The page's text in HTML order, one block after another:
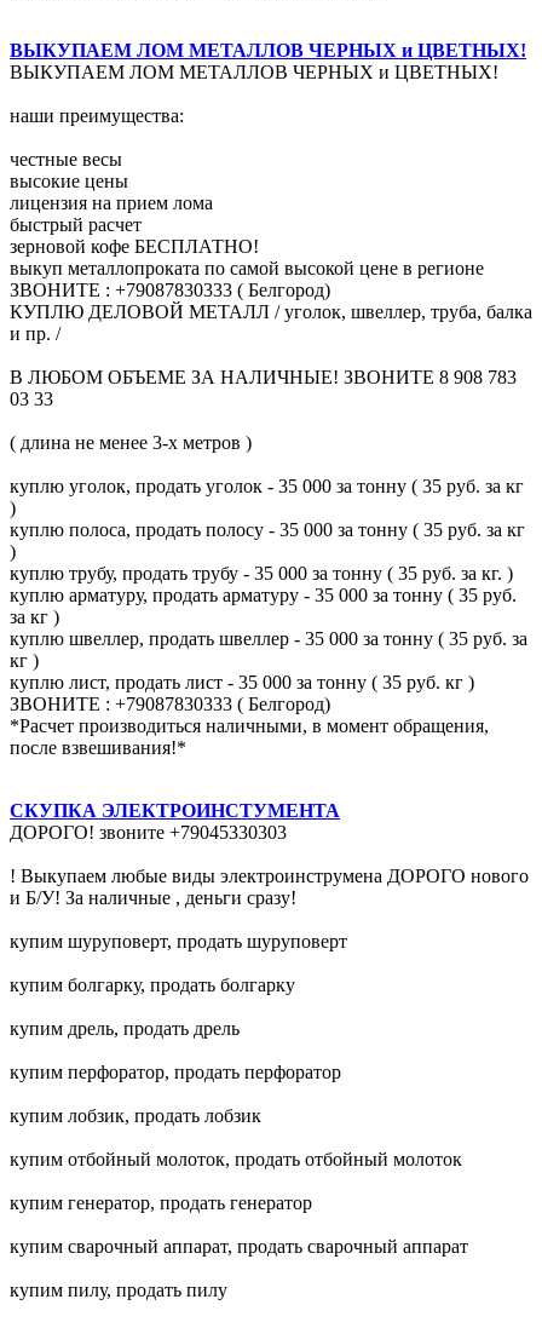
ВЫКУПАЕМ ЛОМ МЕТАЛЛОВ ЧЕРНЫХ и ЦВЕТНЫХ!
ВЫКУПАЕМ ЛОМ МЕТАЛЛОВ ЧЕРНЫХ и ЦВЕТНЫХ!
наши преимущества:
честные весы
высокие цены
лицензия на прием лома
быстрый расчет
зерновой кофе БЕСПЛАТНО!
выкуп металлопроката по самой высокой цене в регионе
ЗВОНИТЕ : +79087830333 ( Белгород)
КУПЛЮ ДЕЛОВОЙ МЕТАЛЛ / уголок, швеллер, труба, балка
и пр. /
В ЛЮБОМ ОБЪЕМЕ ЗА НАЛИЧНЫЕ! ЗВОНИТЕ 8 908 783
03 33
( длина не менее 3-х метров )
куплю уголок, продать уголок - 35 000 за тонну ( 35 руб. за кг
)
куплю полоса, продать полосу - 35 000 за тонну ( 35 руб. за кг
)
куплю трубу, продать трубу - 35 000 за тонну ( 35 руб. за кг. )
куплю арматуру, продать арматуру - 35 000 за тонну ( 35 руб.
за кг )
куплю швеллер, продать швеллер - 35 000 за тонну ( 35 руб. за
кг )
куплю лист, продать лист - 35 000 за тонну ( 35 руб. кг )
ЗВОНИТЕ : +79087830333 ( Белгород)
*Расчет производиться наличными, в момент обращения,
после взвешивания!*
СКУПКА ЭЛЕКТРОИНСТУМЕНТА
ДОРОГО! звоните +79045330303
! Выкупаем любые виды электроинструмена ДОРОГО нового
и Б/У! За наличные , деньги сразу!
купим шуруповерт, продать шуруповерт
купим болгарку, продать болгарку
купим дрель, продать дрель
купим перфоратор, продать перфоратор
купим лобзик, продать лобзик
купим отбойный молоток, продать отбойный молоток
купим генератор, продать генератор
купим сварочный аппарат, продать сварочный аппарат
купим пилу, продать пилу